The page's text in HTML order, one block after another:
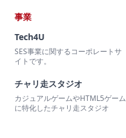
事業
Tech4U
SES事業に関するコーポレートサ
イトです。
チャリ走スタジオ
カジュアルゲームやHTML5ゲーム
に特化したチャリ走スタジオ